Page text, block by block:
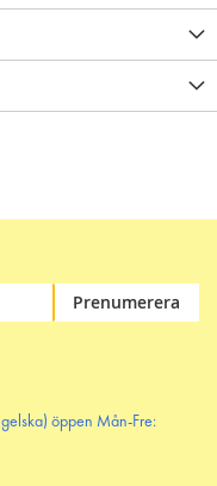
Prenumerera
öppen Mån-Fre: